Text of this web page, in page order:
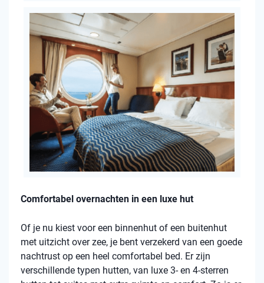
Comfortabel overnachten in een luxe hut
Of je nu kiest voor een binnenhut of een buitenhut
met uitzicht over zee, je bent verzekerd van een goede
nachtrust op een heel comfortabel bed. Er zijn
verschillende typen hutten, van luxe 3- en 4-sterren